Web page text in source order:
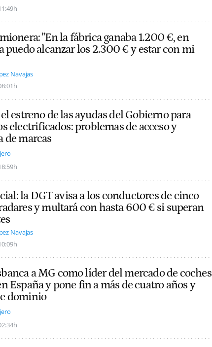
"En la fábrica ganaba 1.200 €, en
puedo alcanzar los 2.300 € y estar con mi
Navajas
estreno de las ayudas del Gobierno para
electrificados: problemas de acceso y
de marcas
la DGT avisa a los conductores de cinco
y multará con hasta 600 € si superan
Navajas
a MG como líder del mercado de coches
España y pone fin a más de cuatro años y
dominio